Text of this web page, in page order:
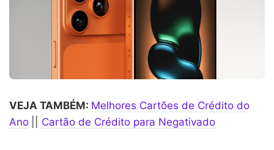
VEJA TAMBÉM: Melhores Cartões de Crédito do
Ano
Cartão de Crédito para Negativado